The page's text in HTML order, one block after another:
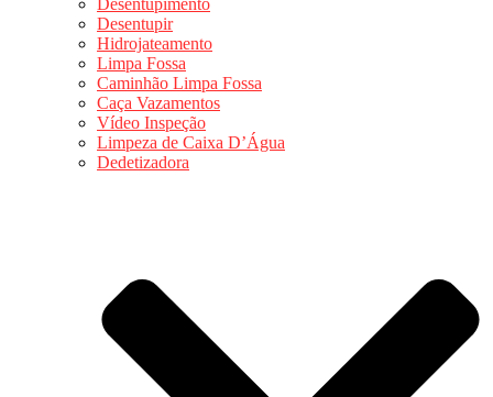
Desentupimento
Desentupir
Hidrojateamento
Limpa Fossa
Caminhão Limpa Fossa
Caça Vazamentos
Vídeo Inspeção
Limpeza de Caixa D’Água
Dedetizadora